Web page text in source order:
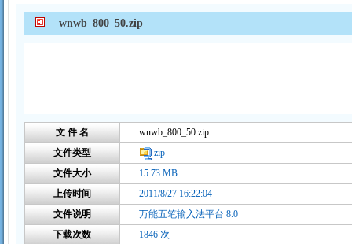
wnwb_800_50.zip
文 件 名
wnwb_800_50.zip
文件类型
zip
文件大小
15.73 MB
上传时间
2011/8/27 16:22:04
文件说明
万能五笔输入法平台 8.0
下载次数
1846 次